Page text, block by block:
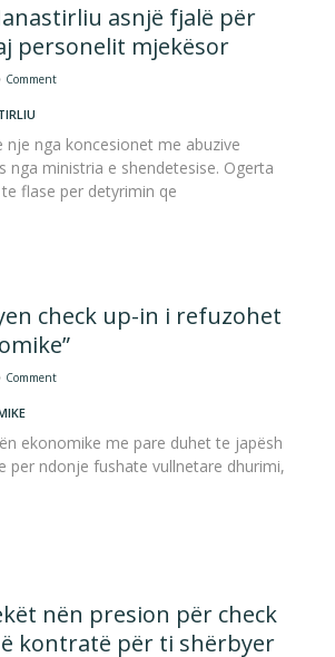
asnjë fjalë për
personelit mjekësor
Comment
nje nga koncesionet me abuzive
nga ministria e shendetesise. Ogerta
flase per detyrimin qe
check up-in i refuzohet
Comment
ekonomike me pare duhet te japësh
per ndonje fushate vullnetare dhurimi,
nën presion për check
kontratë për ti shërbyer